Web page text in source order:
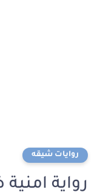
روايات شيقه
رواية